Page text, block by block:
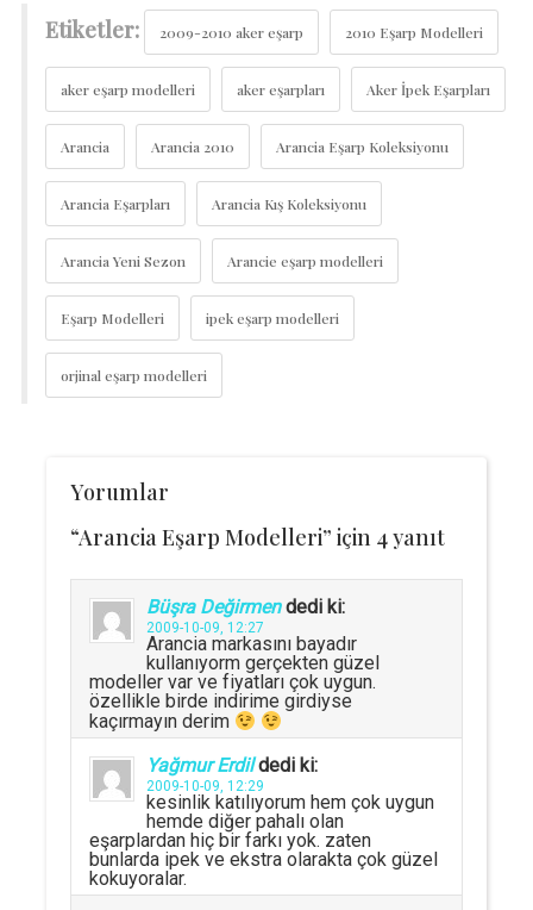
Etiketler: 2009-2010 aker eşarp 2010 Eşarp Modelleri
aker eşarp modelleri aker eşarpları Aker İpek Eşarpları
Arancia Arancia 2010 Arancia Eşarp Koleksiyonu
Arancia Eşarpları Arancia Kış Koleksiyonu
Arancia Yeni Sezon Arancie eşarp modelleri
Eşarp Modelleri ipek eşarp modelleri
orjinal eşarp modelleri
Yorumlar
“Arancia Eşarp Modelleri” için 4 yanıt
Büşra Değirmen dedi ki:
2009-10-09, 12:27
Arancia markasını bayadır
kullanıyorm gerçekten güzel
modeller var ve fiyatları çok uygun.
özellikle birde indirime girdiyse
kaçırmayın derim
Yağmur Erdil dedi ki:
2009-10-09, 12:29
kesinlik katılıyorum hem çok uygun
hemde diğer pahalı olan
eşarplardan hiç bir farkı yok. zaten
bunlarda ipek ve ekstra olarakta çok güzel
kokuyoralar.